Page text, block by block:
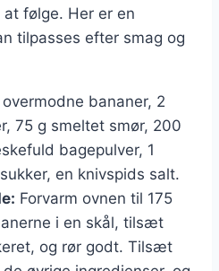
følge. Her er en
tilpasses efter smag og
bananer, 2
75 g smeltet smør, 200
bagepulver, 1
en knivspids salt.
Forvarm ovnen til 175
i en skål, tilsæt
og rør godt. Tilsæt